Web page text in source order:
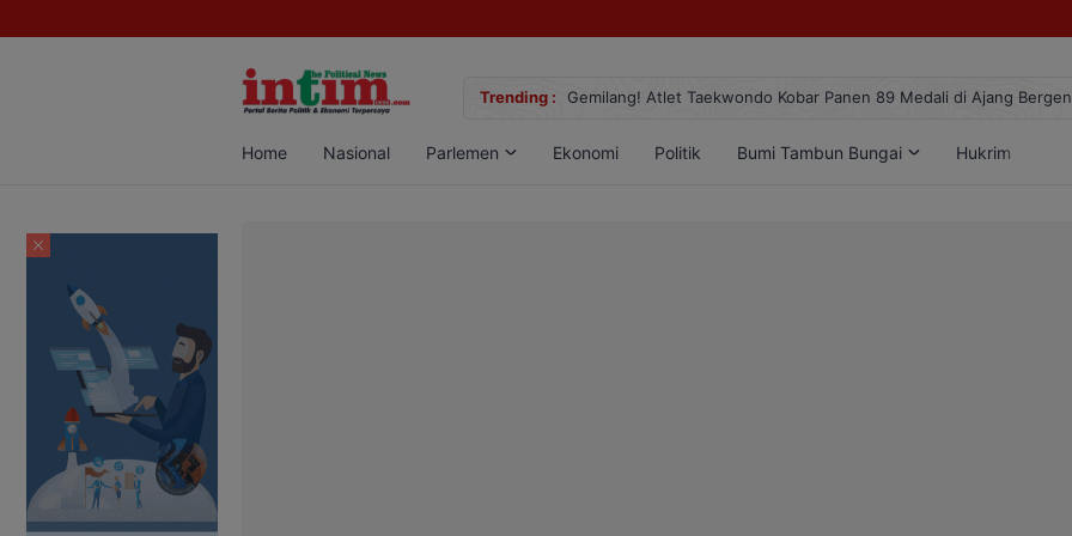
Trending :
Sabu di Pangkalan Bun, Dua Pelaku Diamankan Gemilang! Atlet Taekwondo Kobar Panen 89 Medali di Ajang
Home Nasional Parlemen Ekonomi Politik Bumi Tambun Bungai Hukrim